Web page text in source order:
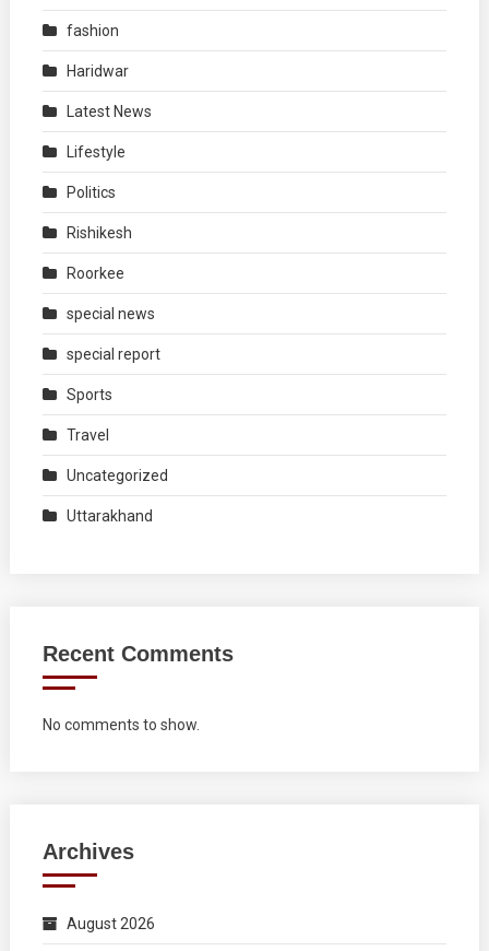
fashion
Haridwar
Latest News
Lifestyle
Politics
Rishikesh
Roorkee
special news
special report
Sports
Travel
Uncategorized
Uttarakhand
Recent Comments
No comments to show.
Archives
August 2026